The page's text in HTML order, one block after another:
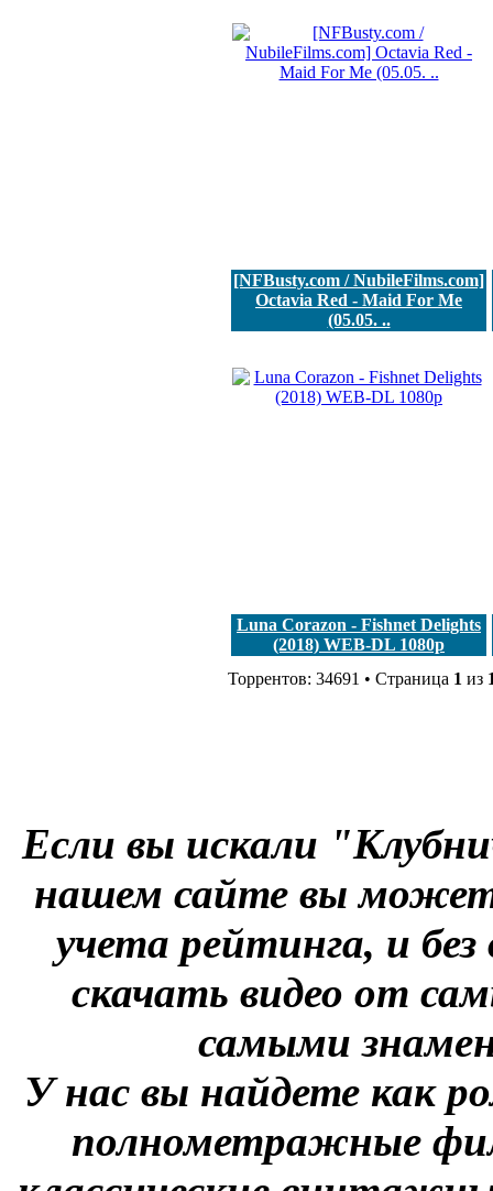
[NFBusty.com / NubileFilms.com]
Octavia Red - Maid For Me
(05.05. ..
Luna Corazon - Fishnet Delights
(2018) WEB-DL 1080p
Торрентов: 34691 • Страница 1 из
Если вы искали
нашем сайте вы
учета рейтинга, и
скачать видео от
самыми
У нас вы найдете как
полнометражные